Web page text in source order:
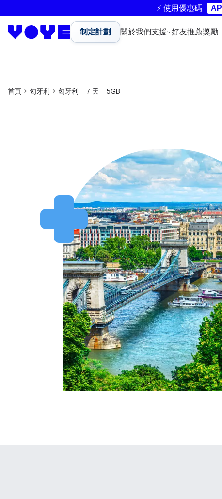
⚡ 使用優惠碼
制定計劃 關於我們支援 好友推薦獎勵
首頁 匈牙利 匈牙利 – 7 天 – 5GB